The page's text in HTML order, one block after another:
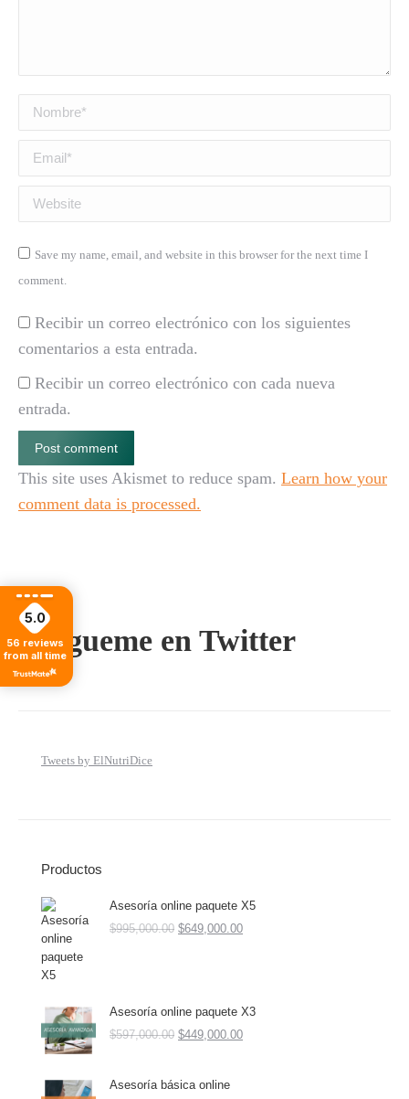
Nombre *
Email *
Website
Save my name, email, and website in this browser for the next time I
comment.
Recibir un correo electrónico con los siguientes
comentarios a esta entrada.
Recibir un correo electrónico con cada nueva
entrada.
Post comment
This site uses Akismet to reduce spam. Learn how your
comment data is processed.
Sígueme en Twitter
Tweets by ElNutriDice
Productos
Asesoría online paquete X5
$995,000.00 $649,000.00
Asesoría online paquete X3
$597,000.00 $449,000.00
Asesoría básica online
5.0
56 reviews
from all time